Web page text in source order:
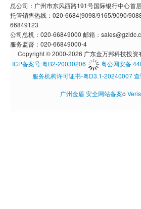
总公司：广州市东风西路191号国际银行中心首
托管销售热线：020-6684(9098/9165/9090/
66849123
公司总机：020-66849000 邮箱：
服务监督：020-66849000-4
Copyright © 2000-2026 广东金万邦科技投资
ICP备案号:粤B2-20030206
粤公网安备
服务机构许可证书-粤D3.1-20240007
广州金盾安全网站备案o